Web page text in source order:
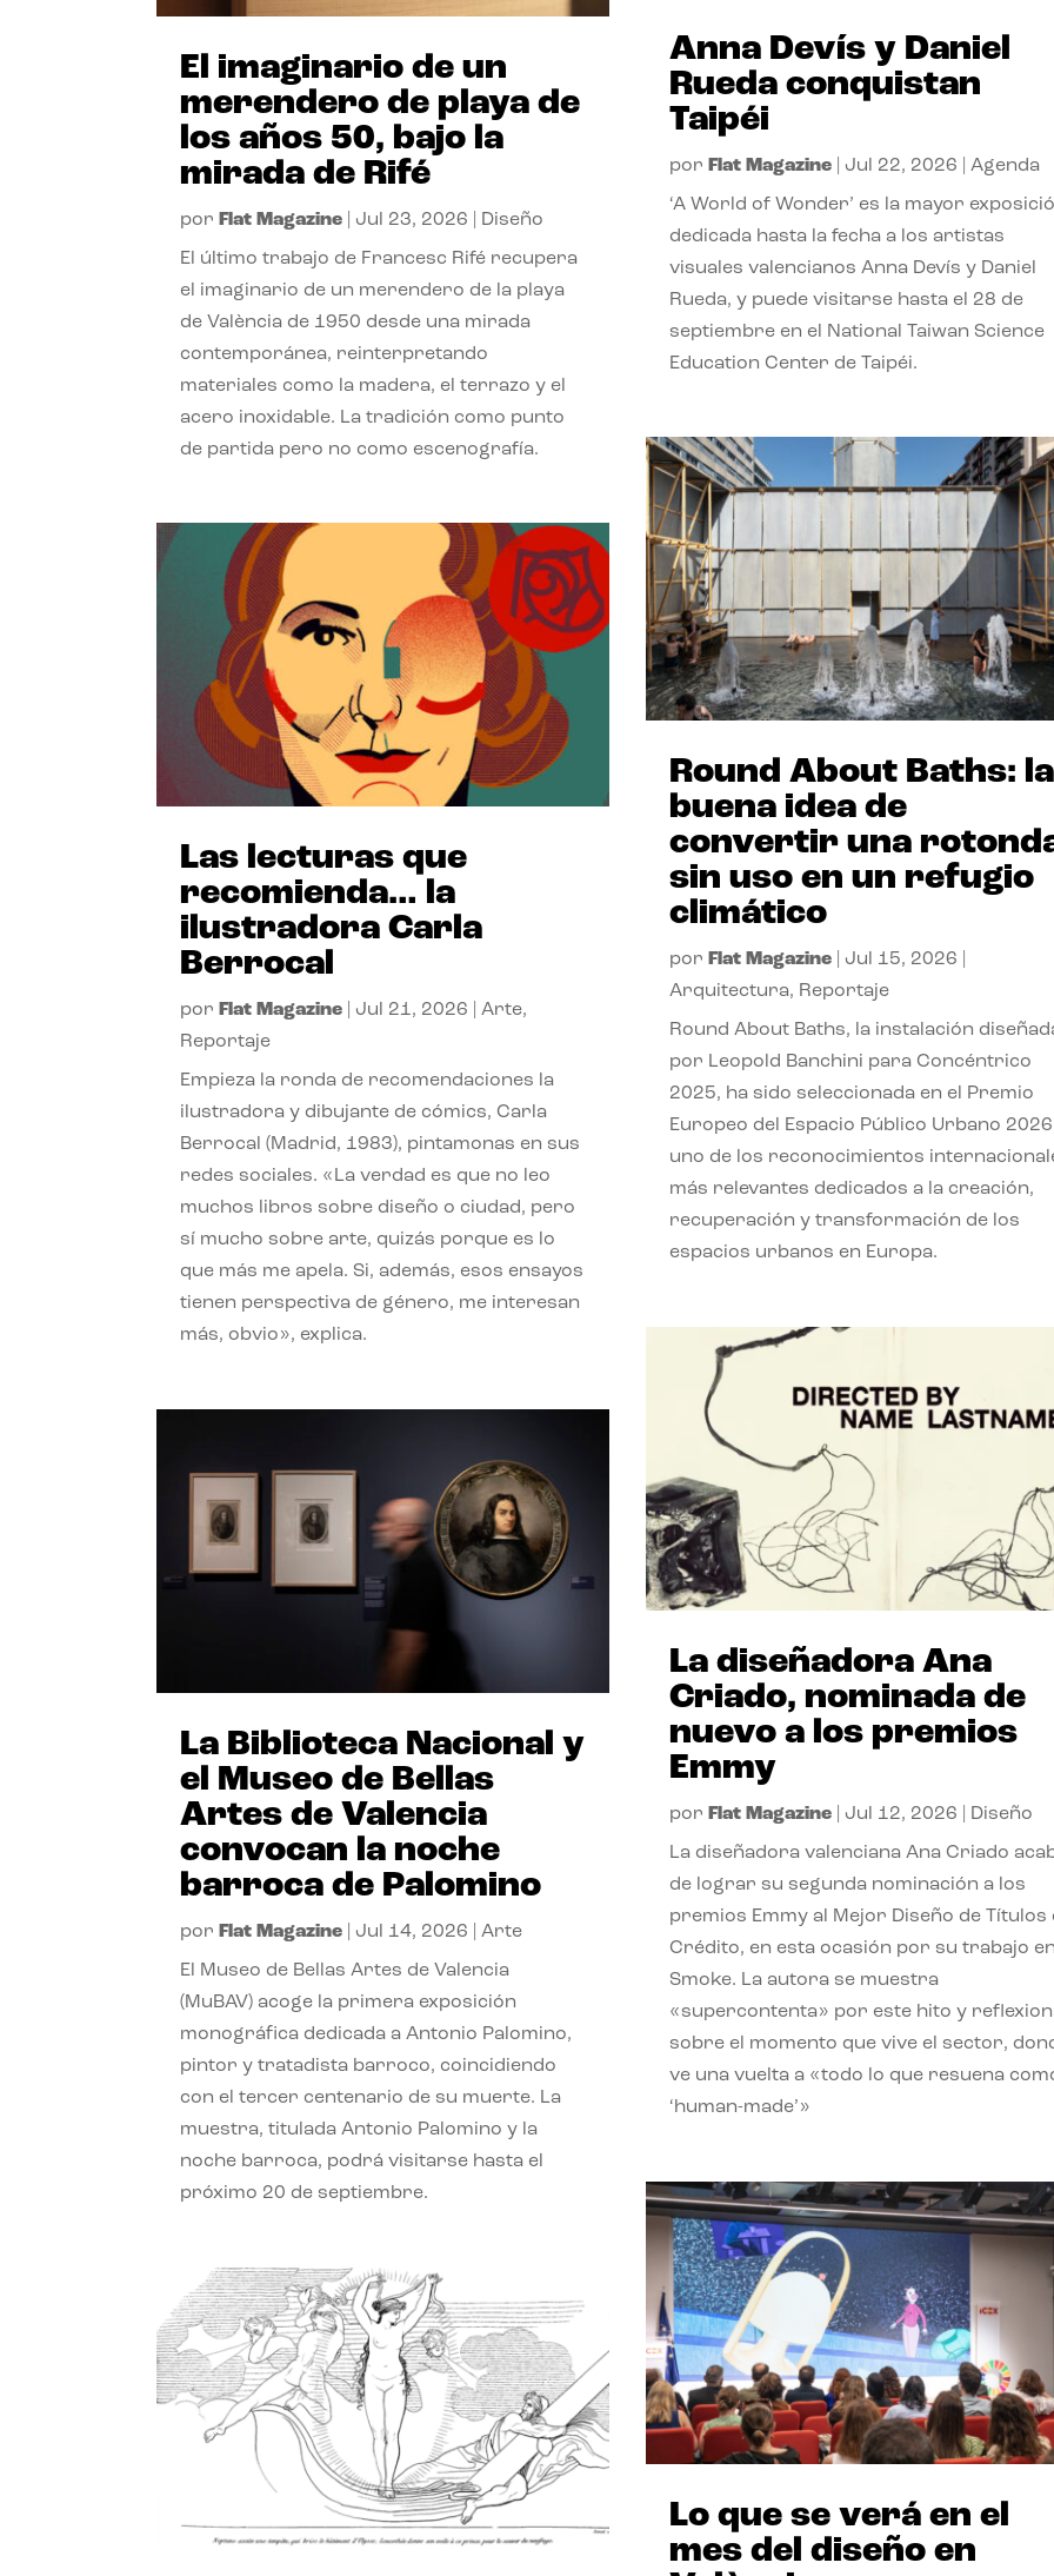
El imaginario de un
merendero de playa de
los años 50, bajo la
mirada de Rifé
por Flat Magazine Jul 23, 2026 Diseño
El último trabajo de Francesc Rifé recupera
el imaginario de un merendero de la playa
de València de 1950 desde una mirada
contemporánea, reinterpretando
materiales como la madera, el terrazo y el
acero inoxidable. La tradición como punto
de partida pero no como escenografía.
Las lecturas que
recomienda… la
ilustradora Carla
Berrocal
por Flat Magazine Jul 21, 2026 |Arte,
Reportaje
Empieza la ronda de recomendaciones la
ilustradora y dibujante de cómics, Carla
Berrocal (Madrid, 1983), pintamonas en sus
redes sociales. «La verdad es que no leo
muchos libros sobre diseño o ciudad, pero
sí mucho sobre arte, quizás porque es lo
que más me apela. Si, además, esos ensayos
tienen perspectiva de género, me interesan
más, obvio», explica.
La Biblioteca Nacional y
el Museo de Bellas
Artes de Valencia
convocan la noche
barroca de Palomino
por Flat Magazine Jul 14, 2026 |Arte
El Museo de Bellas Artes de Valencia
(MuBAV) acoge la primera exposición
monográfica dedicada a Antonio Palomino,
pintor y tratadista barroco, coincidiendo
con el tercer centenario de su muerte. La
muestra, titulada Antonio Palomino y la
noche barroca, podrá visitarse hasta el
próximo 20 de septiembre.
Anna Devís y Daniel
Rueda conquistan
Taipéi
por Flat Magazine| Jul 22, 2026 Agenda
‘A World of Wonder’ es la mayor
dedicada hasta la fecha a los artistas
visuales valencianos Anna Devís y Daniel
Rueda, y puede visitarse hasta el 28 de
septiembre en el National Taiwan Science
Education Center de Taipéi.
Round About Baths: la
buena idea de
convertir una
sin uso en un refugio
climático
por Flat Magazine| Jul 15, 2026
Arquitectura, Reportaje
Round About Baths, la instalación
por Leopold Banchini para Concéntrico
2025, ha sido seleccionada en el Premio
Europeo del Espacio Público Urbano
uno de los reconocimientos
más relevantes dedicados a la creación,
recuperación y transformación de los
espacios urbanos en Europa.
La diseñadora Ana
Criado, nominada de
nuevo a los premios
Emmy
por Flat Magazine| Jul 12, 2026 Diseño
La diseñadora valenciana Ana Criado
de lograr su segunda nominación a los
premios Emmy al Mejor Diseño de Títulos
Crédito, en esta ocasión por su trabajo
Smoke. La autora se muestra
«supercontenta» por este hito y
sobre el momento que vive el sector,
ve una vuelta a «todo lo que resuena
‘human-made’»
Lo que se verá en el
mes del diseño en